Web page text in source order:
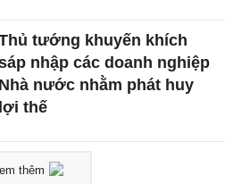
tướng khuyến khích
nhập các doanh nghiệp
Nhà nước nhằm phát huy
lợi thế
thêm